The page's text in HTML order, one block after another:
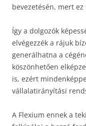
bevezetésén, mert
Így a dolgozók
elvégezzék a rájuk
generálhatna a
köszönhetően
is, ezért
vállalatirányítási
A Flexium ennek a